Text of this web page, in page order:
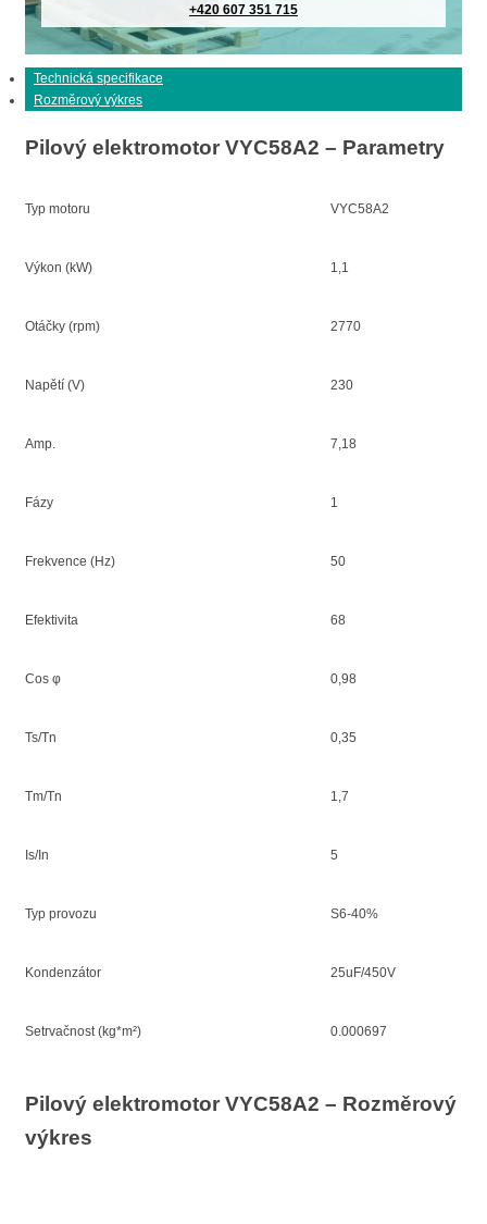
+420 607 351 715
Technická specifikace
Rozměrový výkres
Pilový elektromotor VYC58A2 – Parametry
Typ motoru VYC58A2
Výkon (kW) 1,1
Otáčky (rpm) 2770
Napětí (V) 230
Amp. 7,18
Fázy 1
Frekvence (Hz) 50
Efektivita 68
Cos φ 0,98
Ts/Tn 0,35
Tm/Tn 1,7
Is/In 5
Typ provozu S6-40%
Kondenzátor 25uF/450V
Setrvačnost (kg*m²) 0.000697
Pilový elektromotor VYC58A2 – Rozměrový
výkres